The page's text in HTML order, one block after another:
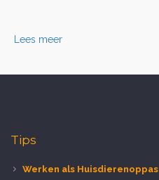
Lees meer
Tips
Werken als Huisdierenoppas